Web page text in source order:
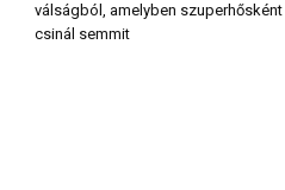
válságból, amelyben szuperhősként
csinál semmit